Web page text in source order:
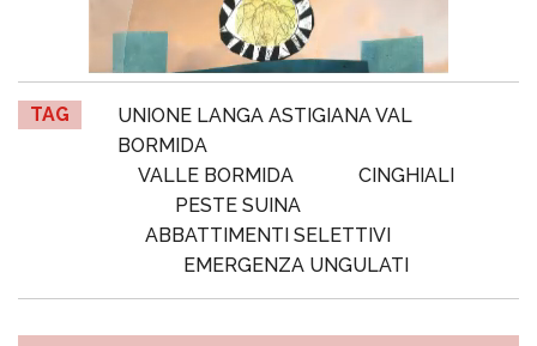
TAG
UNIONE LANGA ASTIGIANA VAL
BORMIDA
VALLE BORMIDA
CINGHIALI
PESTE SUINA
ABBATTIMENTI SELETTIVI
EMERGENZA UNGULATI